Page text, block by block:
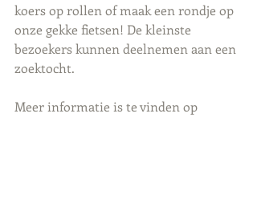
koers op rollen of maak een rondje op
onze gekke fietsen! De kleinste
bezoekers kunnen deelnemen aan een
zoektocht.
Meer informatie is te vinden op